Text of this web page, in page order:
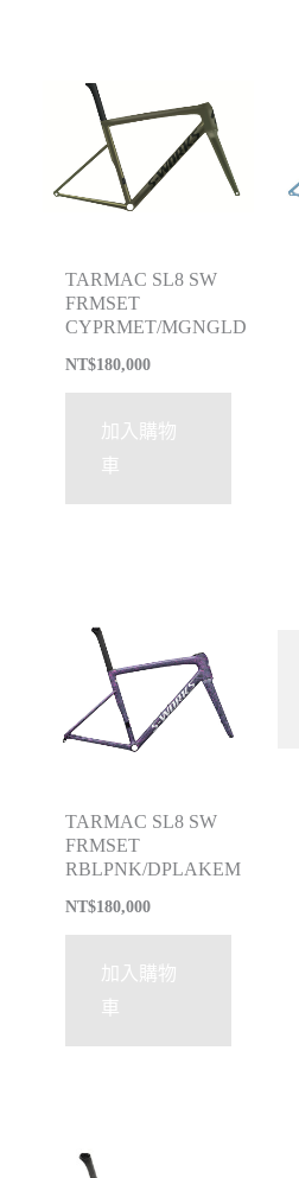
TARMAC SL8 SW
FRMSET
CYPRMET/MGNGLD
NT$180,000
加入購物
車
TARMAC SL8 SW
FRMSET
RBLPNK/DPLAKEM
NT$180,000
加入購物
車